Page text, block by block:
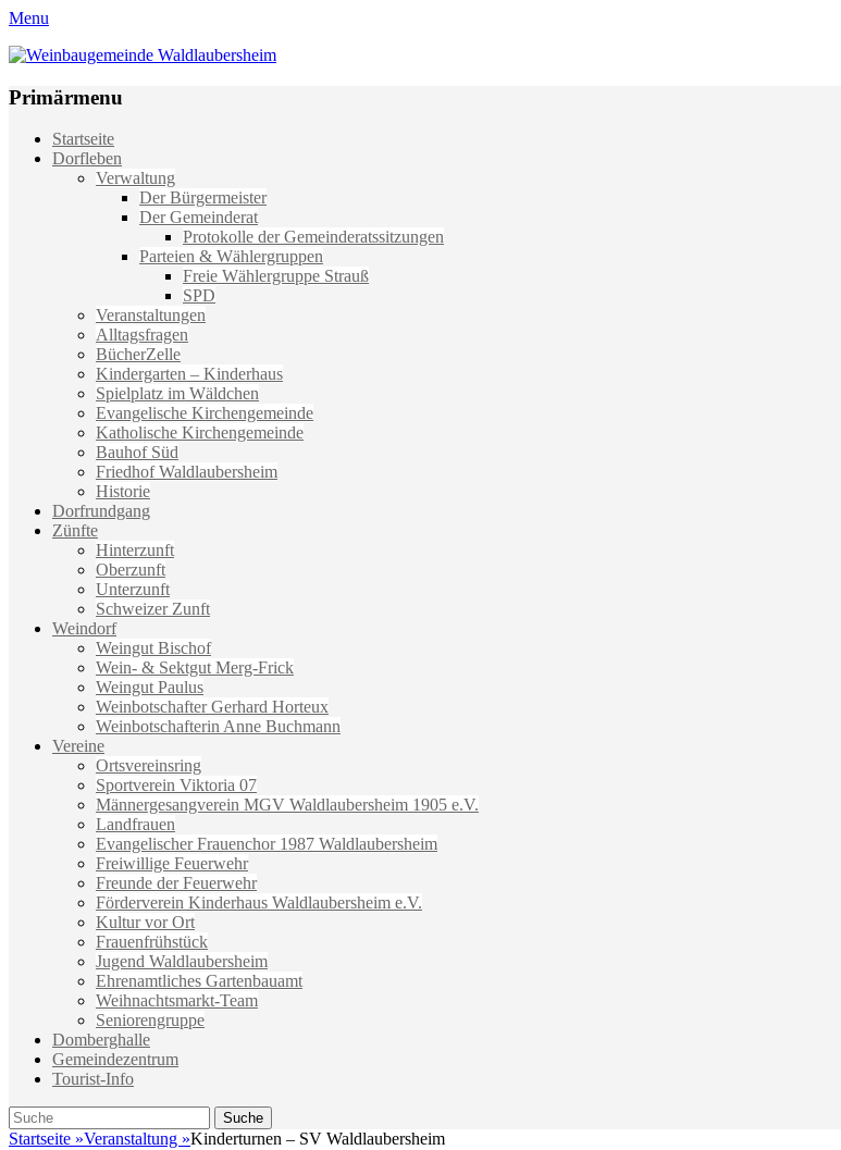
Menu
Weinbaugemeinde Waldlaubersheim
Primärmenu
Weiter
zum
Startseite
Dorfleben
Verwaltung
Der Bürgermeister
Der Gemeinderat
Protokolle der Gemeinderatssitzungen
Parteien & Wählergruppen
Freie Wählergruppe Strauß
SPD
Veranstaltungen
Alltagsfragen
BücherZelle
Kindergarten – Kinderhaus
Spielplatz im Wäldchen
Evangelische Kirchengemeinde
Katholische Kirchengemeinde
Bauhof Süd
Friedhof Waldlaubersheim
Historie
Dorfrundgang
Zünfte
Hinterzunft
Oberzunft
Unterzunft
Schweizer Zunft
Weindorf
Weingut Bischof
Wein- & Sektgut Merg-Frick
Weingut Paulus
Weinbotschafter Gerhard Horteux
Weinbotschafterin Anne Buchmann
Vereine
Ortsvereinsring
Sportverein Viktoria 07
Männergesangverein MGV Waldlaubersheim 1905 e.V.
Landfrauen
Evangelischer Frauenchor 1987 Waldlaubersheim
Freiwillige Feuerwehr
Freunde der Feuerwehr
Förderverein Kinderhaus Waldlaubersheim e.V.
Kultur vor Ort
Frauenfrühstück
Jugend Waldlaubersheim
Ehrenamtliches Gartenbauamt
Weihnachtsmarkt-Team
Seniorengruppe
Domberghalle
Gemeindezentrum
Tourist-Info
Suche
Suche
nach:
Startseite »Veranstaltung »Kinderturnen – SV Waldlaubersheim